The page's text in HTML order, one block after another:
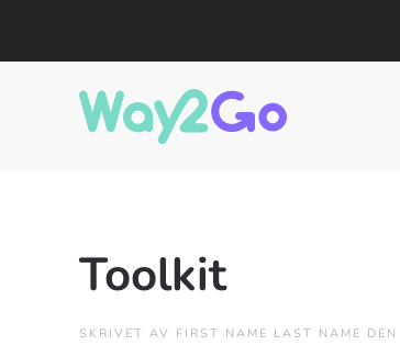
Toolkit
SKRIVET AV FIRST NAME LAST NAME DEN